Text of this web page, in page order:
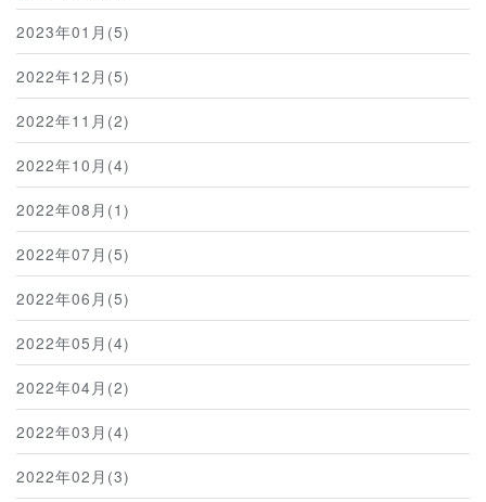
2023年01月(5)
2022年12月(5)
2022年11月(2)
2022年10月(4)
2022年08月(1)
2022年07月(5)
2022年06月(5)
2022年05月(4)
2022年04月(2)
2022年03月(4)
2022年02月(3)